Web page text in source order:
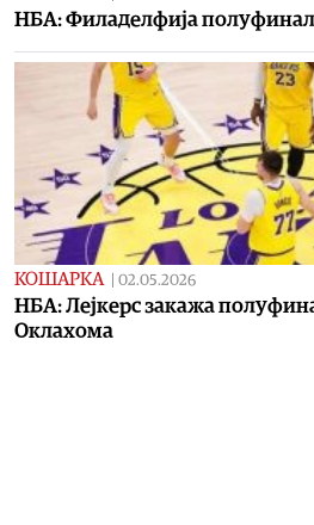
НБА: Филаделфија
КОШАРКА | 02.05.2026
НБА: Лејкерс закажа
Оклахома